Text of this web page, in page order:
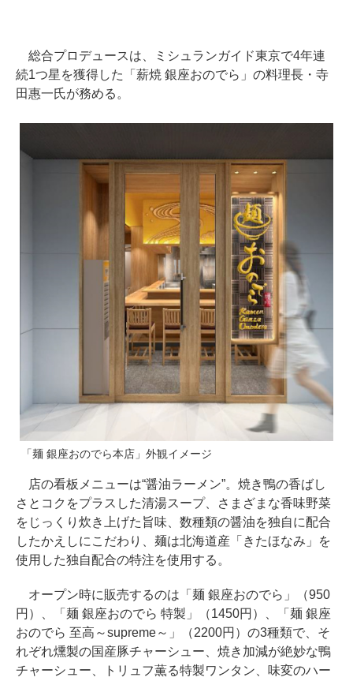
総合プロデュースは、ミシュランガイド東京で4年連
続1つ星を獲得した「薪焼 銀座おのでら」の料理長・寺
田惠一氏が務める。
「麺 銀座おのでら本店」外観イメージ
店の看板メニューは“醤油ラーメン”。焼き鴨の香ばし
さとコクをプラスした清湯スープ、さまざまな香味野菜
をじっくり炊き上げた旨味、数種類の醤油を独自に配合
したかえしにこだわり、麺は北海道産「きたほなみ」を
使用した独自配合の特注を使用する。
オープン時に販売するのは「麺 銀座おのでら」（950
円）、「麺 銀座おのでら 特製」（1450円）、「麺 銀座
おのでら 至高～supreme～」（2200円）の3種類で、そ
れぞれ燻製の国産豚チャーシュー、焼き加減が絶妙な鴨
チャーシュー、トリュフ薫る特製ワンタン、味変のハー